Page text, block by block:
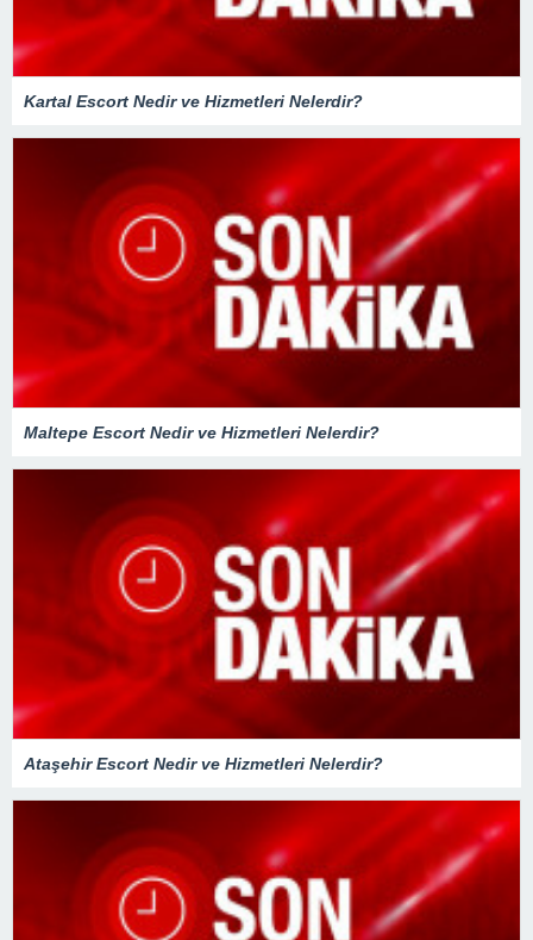
Kartal Escort Nedir ve Hizmetleri Nelerdir?
Maltepe Escort Nedir ve Hizmetleri Nelerdir?
Ataşehir Escort Nedir ve Hizmetleri Nelerdir?